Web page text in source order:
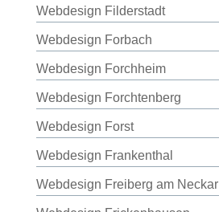
Webdesign Filderstadt
Webdesign Forbach
Webdesign Forchheim
Webdesign Forchtenberg
Webdesign Forst
Webdesign Frankenthal
Webdesign Freiberg am Neckar